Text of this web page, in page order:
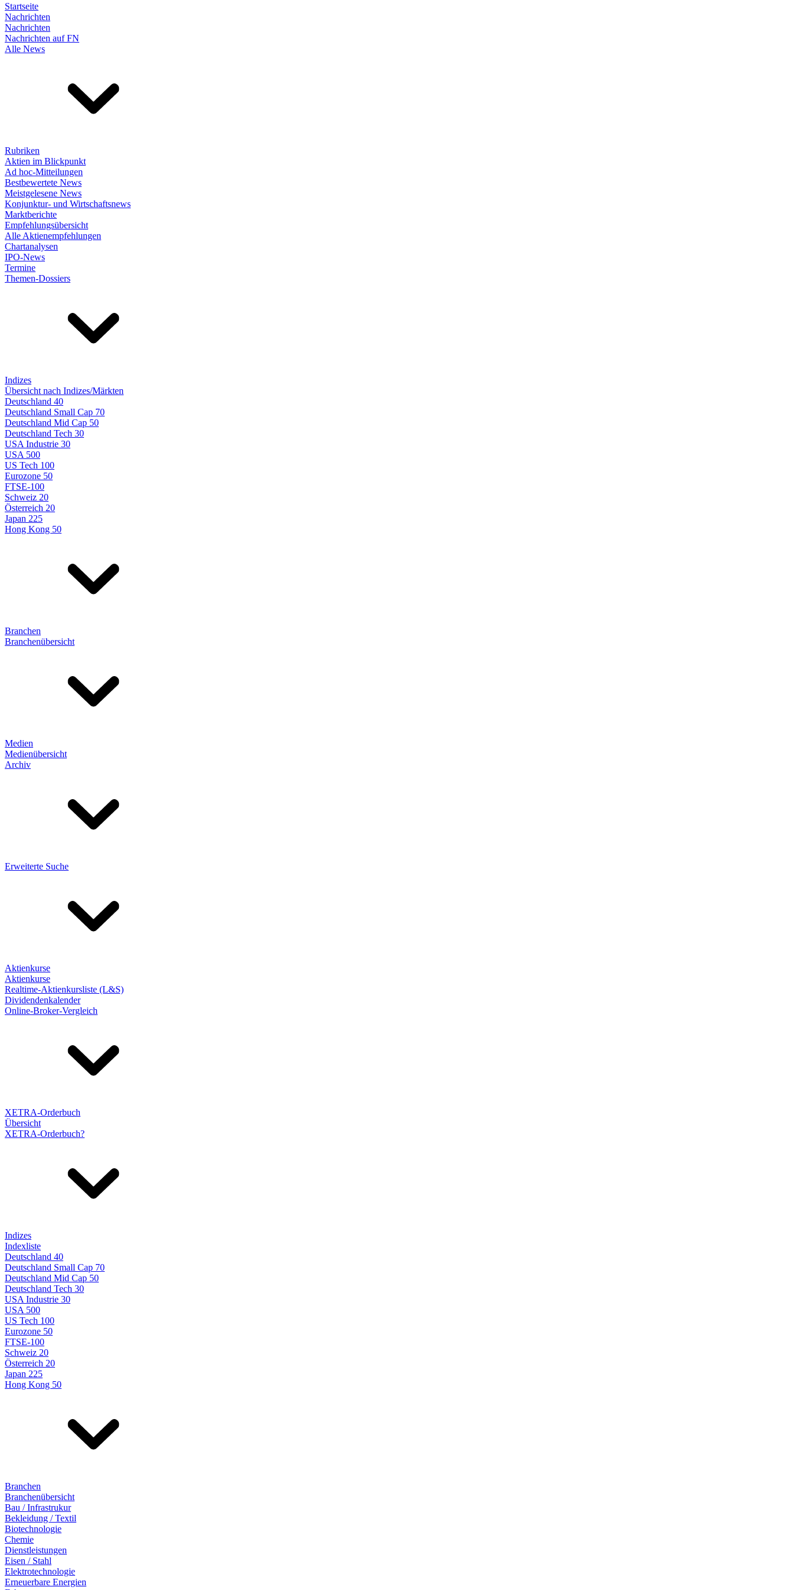
Startseite
Nachrichten
Nachrichten
Nachrichten auf FN
Alle News
Rubriken
Aktien im Blickpunkt
Ad hoc-Mitteilungen
Bestbewertete News
Meistgelesene News
Konjunktur- und Wirtschaftsnews
Marktberichte
Empfehlungsübersicht
Alle Aktienempfehlungen
Chartanalysen
IPO-News
Termine
Themen-Dossiers
Indizes
Übersicht nach Indizes/Märkten
Deutschland 40
Deutschland Small Cap 70
Deutschland Mid Cap 50
Deutschland Tech 30
USA Industrie 30
USA 500
US Tech 100
Eurozone 50
FTSE-100
Schweiz 20
Österreich 20
Japan 225
Hong Kong 50
Branchen
Branchenübersicht
Medien
Medienübersicht
Archiv
Erweiterte Suche
Aktienkurse
Aktienkurse
Realtime-Aktienkursliste (L&S)
Dividendenkalender
Online-Broker-Vergleich
XETRA-Orderbuch
Übersicht
XETRA-Orderbuch?
Indizes
Indexliste
Deutschland 40
Deutschland Small Cap 70
Deutschland Mid Cap 50
Deutschland Tech 30
USA Industrie 30
USA 500
US Tech 100
Eurozone 50
FTSE-100
Schweiz 20
Österreich 20
Japan 225
Hong Kong 50
Branchen
Branchenübersicht
Bau / Infrastrukur
Bekleidung / Textil
Biotechnologie
Chemie
Dienstleistungen
Eisen / Stahl
Elektrotechnologie
Erneuerbare Energien